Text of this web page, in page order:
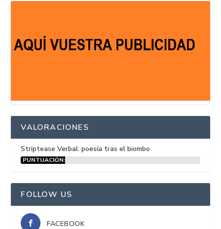
VALORACIONES
Striptease Verbal: poesía tras el biombo
PUNTUACIÓN:
FOLLOW US
FACEBOOK